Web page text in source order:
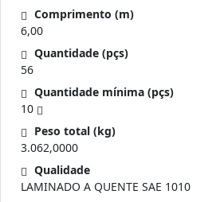
Comprimento (m)
6,00
Quantidade (pçs)
56
Quantidade mínima (pçs)
10
Peso total (kg)
3.062,0000
Qualidade
LAMINADO A QUENTE SAE 1010